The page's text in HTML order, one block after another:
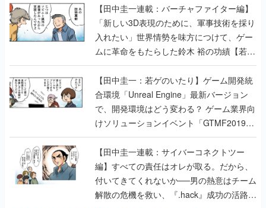
【田中圭一連載：バーチャファイター編】
「新しい3D表現のために、軍事技術を採り
入れたい」世界情勢を味方につけて、ゲー
ムに革命をもたらした鈴木 裕の功績【若ゲ
のいたり】
【田中圭一：若ゲのいたり】ゲーム開発統
合環境「Unreal Engine」最新バージョン
で、開発環境はどう変わる？ ゲーム業界向
けソリューションイベント「GTMF2019」
に行って、より理解を深めよう【PR】
【田中圭一連載：サイバーコネクトツー
編】すべての責任はオレが取る。だから、
付いてきてくれないか──男の熱意はチーム
解散の危機を救い、『.hack』成功の活路を